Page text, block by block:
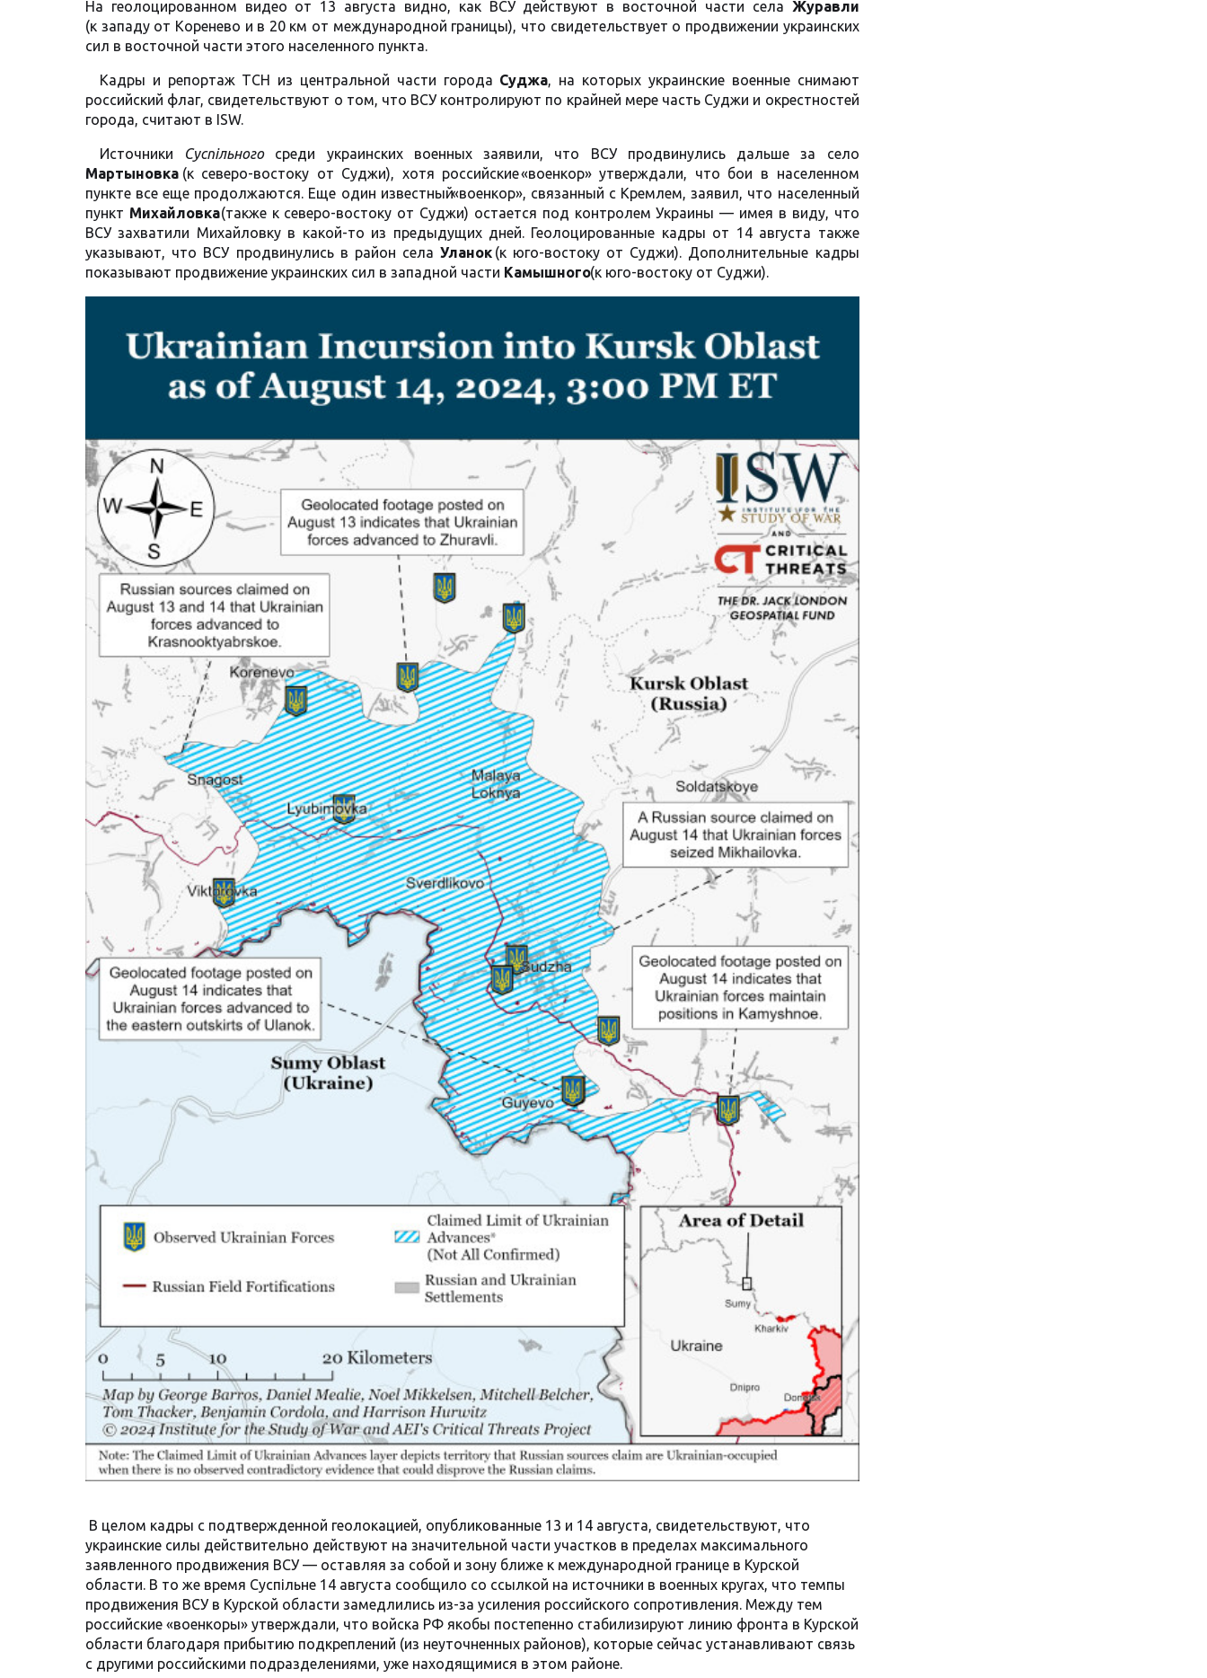
На геолоцированном видео от 13 августа видно, как ВСУ действуют в восточной части села Журавли
(к западу от Коренево и в 20 км от международной границы), что свидетельствует о продвижении украинских
сил в восточной части этого населенного пункта.
Кадры и репортаж ТСН из центральной части города Суджа, на которых украинские военные снимают
российский флаг, свидетельствуют о том, что ВСУ контролируют по крайней мере часть Суджи и окрестностей
города, считают в ISW.
Источники Суспільного среди украинских военных заявили, что ВСУ продвинулись дальше за село
Мартыновка (к северо-востоку от Суджи), хотя российские
«военкор» утверждали, что бои в населенном
пункте все еще продолжаются. Еще один известный
«военкор», связанный с Кремлем, заявил, что населенный
пункт Михайловка(также к северо-востоку от Суджи) остается под контролем Украины — имея в виду, что
ВСУ захватили Михайловку в какой-то из предыдущих дней. Геолоцированные кадры от 14 августа также
указывают, что ВСУ продвинулись в район селаУланок(к юго-востоку от Суджи). Дополнительные кадры
показывают продвижение украинских сил в западной части Камышного
(к юго-востоку от Суджи).
В целом кадры с подтвержденной геолокацией, опубликованные 13 и 14 августа, свидетельствуют, что
украинские силы действительно действуют на значительной части участков в пределах максимального
заявленного продвижения ВСУ — оставляя за собой и зону ближе к международной границе в Курской
области. В то же время Суспільне 14 августа сообщило со ссылкой на источники в военных кругах, что темпы
продвижения ВСУ в Курской области замедлились из-за усиления российского сопротивления. Между тем
российские «военкоры» утверждали, что войска РФ якобы постепенно стабилизируют линию фронта в Курской
области благодаря прибытию подкреплений (из неуточненных районов), которые сейчас устанавливают связь
с другими российскими подразделениями, уже находящимися в этом районе.